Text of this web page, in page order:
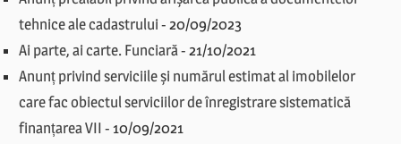
tehnice ale cadastrului-20/09/2023
Ai parte, ai carte. Funciară-21/10/2021
Anunț privind serviciile și numărul estimat al imobilelor
care fac obiectul serviciilor de înregistrare sistematică
finanțarea VII - 10/09/2021